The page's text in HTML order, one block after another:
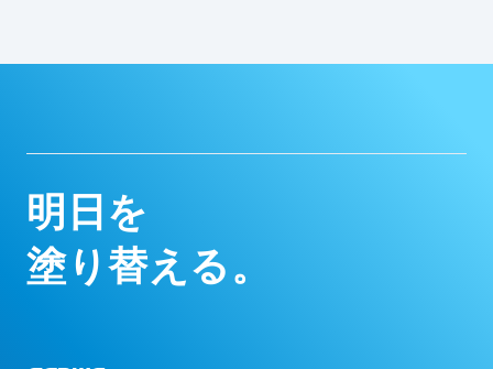
明 日 を
塗り替え る。